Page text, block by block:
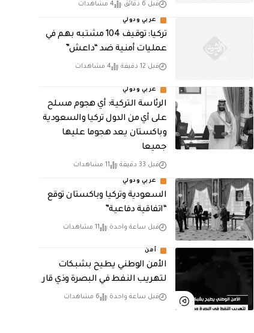
قبل 6 دقائق 4 مشاهدات
عربي ودولي
تركيا: توقيف 104 مشتبه بهم في
عمليات أمنية ضد “داعش”
قبل 12 دقيقة 4 مشاهدات
عربي ودولي
الرئاسة التركية: أي هجوم مسلح
على أي من الدول تركيا والسعودية
وباكستان يعد هجوما عليها
جميعا
قبل 33 دقيقة 11 مشاهدات
عربي ودولي
السعودية وتركيا وباكستان توقع
“اتفاقية دفاعية”
قبل ساعة واحدة 11 مشاهدات
أمن
الأمن الوطني يطيح بشبكات
لتهريب النفط في البصرة وذي قار
قبل ساعة واحدة 6 مشاهدات